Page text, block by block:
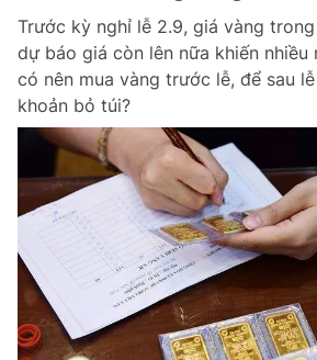
Trước kỳ nghỉ lễ 2.9, giá vàng
dự báo giá còn lên nữa khiến nhiều
có nên mua vàng trước lễ, để sau
khoản bỏ túi?